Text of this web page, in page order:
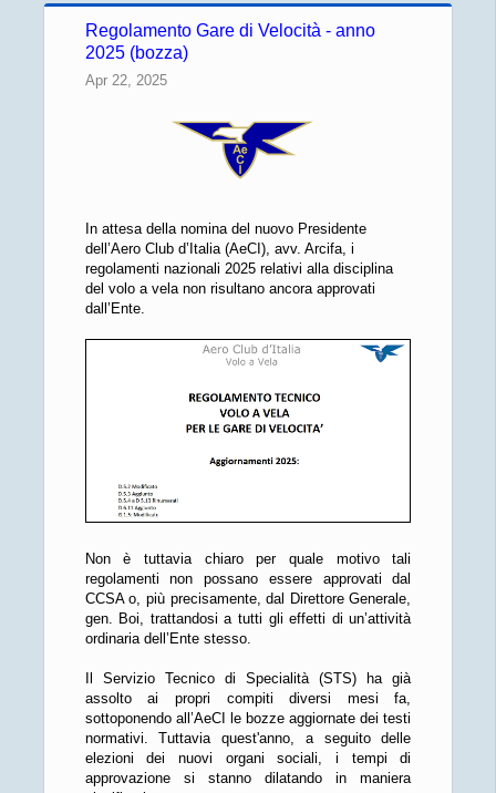
Regolamento Gare di Velocità - anno
2025 (bozza)
Apr 22, 2025
In attesa della nomina del nuovo Presidente
dell’Aero Club d’Italia (AeCI), avv. Arcifa, i
regolamenti nazionali 2025 relativi alla disciplina
del volo a vela non risultano ancora approvati
dall’Ente.
Non è tuttavia chiaro per quale motivo tali
regolamenti non possano essere approvati dal
CCSA o, più precisamente, dal Direttore Generale,
gen. Boi, trattandosi a tutti gli effetti di un’attività
ordinaria dell’Ente stesso.
Il Servizio Tecnico di Specialità (STS) ha già
assolto ai propri compiti diversi mesi fa,
sottoponendo all’AeCI le bozze aggiornate dei testi
normativi. Tuttavia quest'anno, a seguito delle
elezioni dei nuovi organi sociali, i tempi di
approvazione si stanno dilatando in maniera